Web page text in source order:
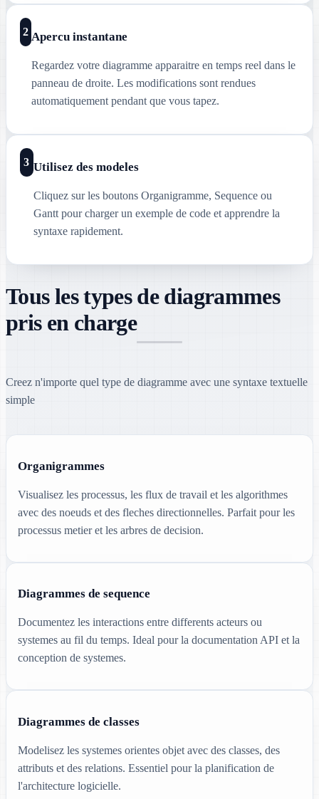
2 Apercu instantane
Regardez votre diagramme apparaitre en temps reel dans le
panneau de droite. Les modifications sont rendues
automatiquement pendant que vous tapez.
3 Utilisez des modeles
Cliquez sur les boutons Organigramme, Sequence ou
Gantt pour charger un exemple de code et apprendre la
syntaxe rapidement.
Tous les types de diagrammes
pris en charge
Creez n'importe quel type de diagramme avec une syntaxe textuelle
simple
Organigrammes
Visualisez les processus, les flux de travail et les algorithmes
avec des noeuds et des fleches directionnelles. Parfait pour les
processus metier et les arbres de decision.
Diagrammes de sequence
Documentez les interactions entre differents acteurs ou
systemes au fil du temps. Ideal pour la documentation API et la
conception de systemes.
Diagrammes de classes
Modelisez les systemes orientes objet avec des classes, des
attributs et des relations. Essentiel pour la planification de
l'architecture logicielle.